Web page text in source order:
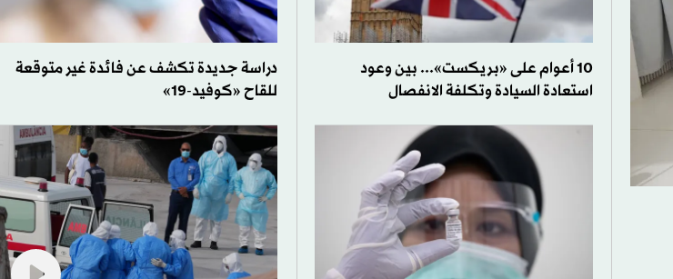
10 أعوام على «بريكست»... بين وعود
استعادة السيادة وتكلفة الانفصال
دراسة جديدة تكشف عن فائدة غير متوقعة
للقاح «كوفيد-19»